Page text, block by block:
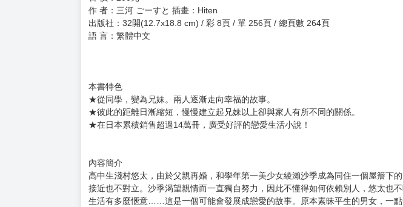
-
+
使用超商取貨付款：負評≦1分 超商未取貨≦1次 未完成交易≦1次 （近半年）
義妹生活 (1)
售 價：200元
語 言：繁體中文